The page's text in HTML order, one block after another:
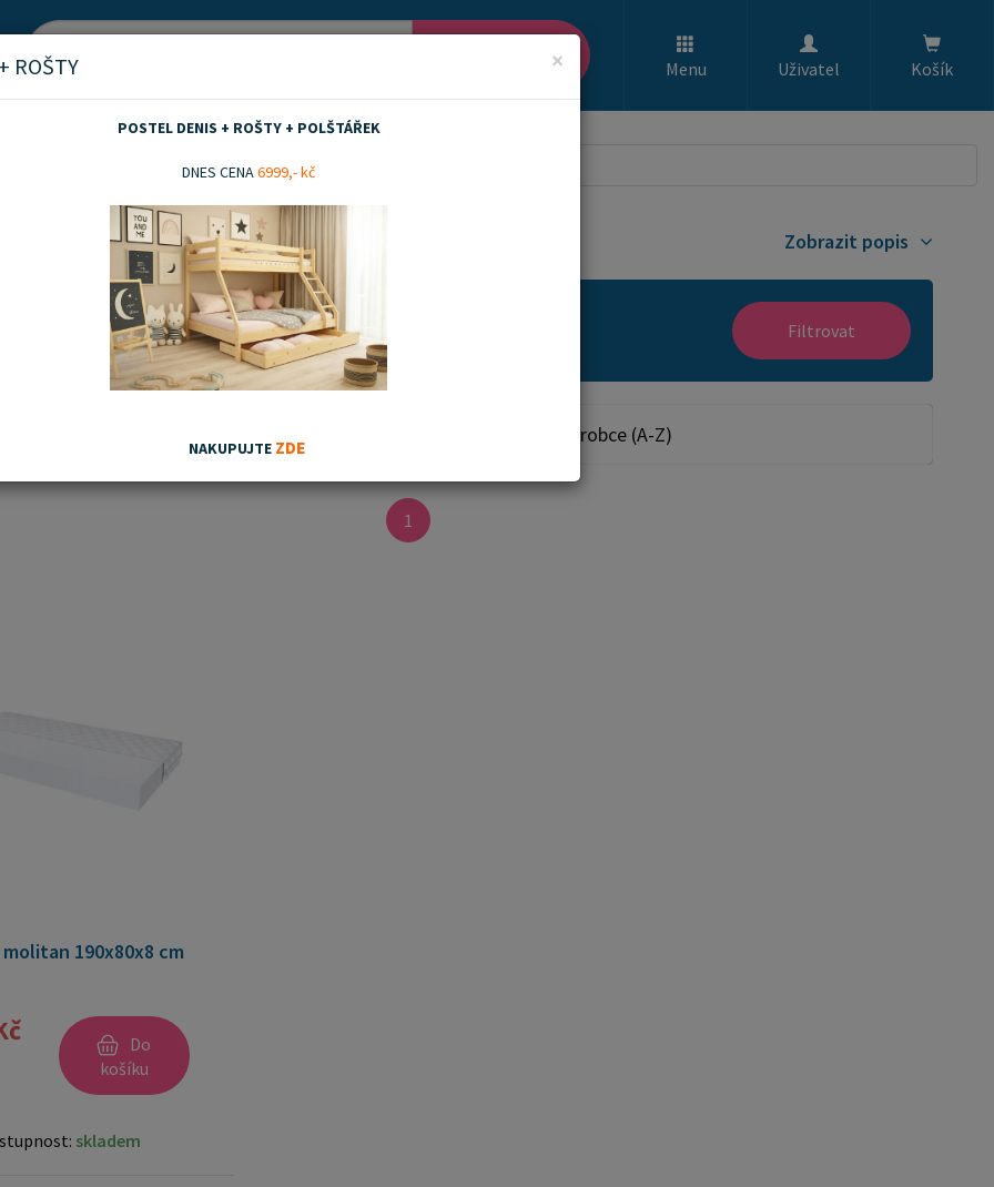
Menu Uživatel Košík
Zobrazit popis
Akční zboží Doporučujeme Filtrovat
Dle výrobce (A-Z)
1
190x80x8 cm
Do
košíku
skladem
×
ROŠTY
POSTEL DENIS + ROŠTY + POLŠTÁŘEK
DNES CENA6999,- kč
NAKUPUJTE ZDE